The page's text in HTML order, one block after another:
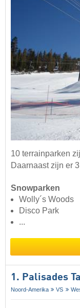
10 terrainparken
Daarnaast zijn er
Snowparken
Wolly´s Woods
Disco Park
...
1. Palisades
Noord-Amerika VS